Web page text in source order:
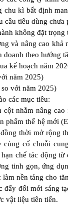
kì bất định
cầu tiêu dùng chưa
không đặt
và nâng cao
theo hướng
kế hoạch năm
năm 2025)
với năm 2025)
các mục tiêu:
nhằm nâng
thế hệ mới
thời mở rộng
củng cố chuỗi
chế tác động
tinh gọn, ứng
nền tảng cho
đẩy đổi mới sáng
vật liệu tiên tiến.